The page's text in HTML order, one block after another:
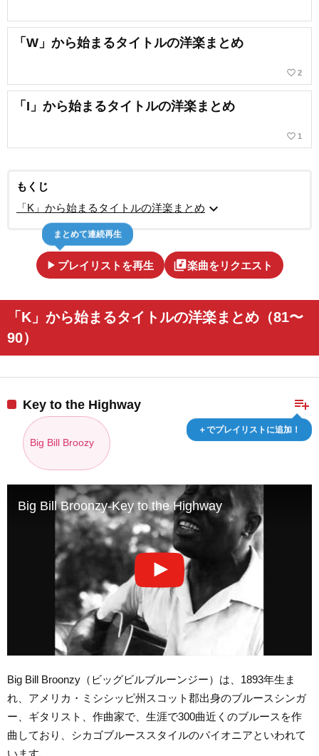
「W」から始まるタイトルの洋楽まとめ
favorite_border 2
「I」から始まるタイトルの洋楽まとめ
favorite_border 1
もくじ
「K」から始まるタイトルの洋楽まとめ expand_more
play_arrow プレイリストを再生
まとめて連続再生
library_music楽曲をリクエスト
「K」から始まるタイトルの洋楽まとめ（81〜
90）
playlist_add
＋でプレイリストに追加！
Key to the Highway
Big Bill Broozy
Big Bill Broonzy-Key to the Highway
Big Bill Broonzy（ビッグビルブルーンジー）は、1893年生ま
れ、アメリカ・ミシシッピ州スコット郡出身のブルースシンガ
ー、ギタリスト、作曲家で、生涯で300曲近くのブルースを作
曲しており、シカゴブルーススタイルのパイオニアといわれて
います。